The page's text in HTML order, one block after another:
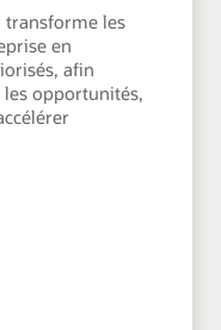
transforme les
en
afin
les opportunités,